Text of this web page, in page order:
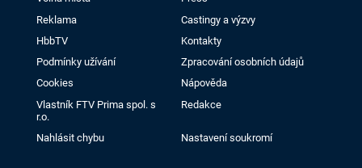
Reklama
Castingy a výzvy
HbbTV
Kontakty
Podmínky užívání
Zpracování osobních údajů
Cookies
Nápověda
Vlastník FTV Prima spol. s
r.o.
Redakce
Nahlásit chybu Nastavení soukromí